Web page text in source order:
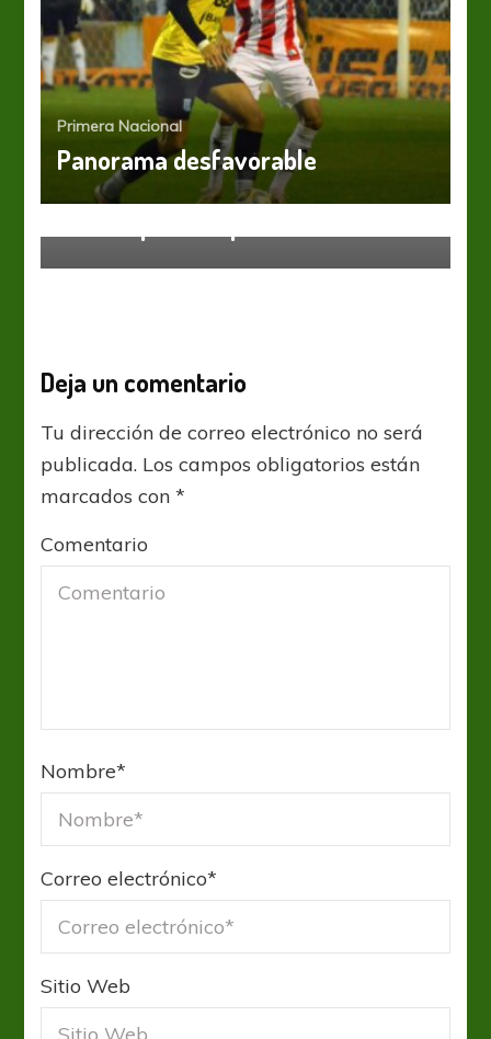
Primera Nacional
Panorama desfavorable
Primera Nacional
Deja un comentario
Tu dirección de correo electrónico no será
publicada. Los campos obligatorios están
marcados con*
Comentario
Nombre*
Correo electrónico*
Sitio Web